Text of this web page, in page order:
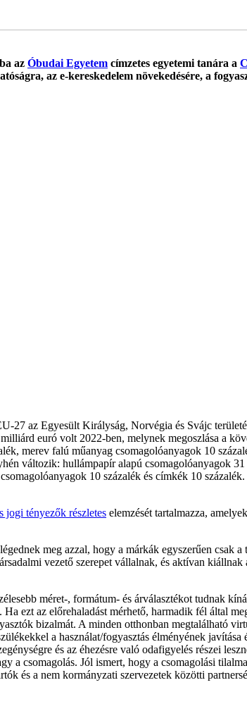
az Óbudai Egyetem címzetes egyetemi tanára a
az e-kereskedelem növekedésére, a
27 az Egyesült Királyság, Norvégia és Svájc
euró volt 2022-ben, melynek megoszlása a
merev falú műanyag csomagolóanyagok 10
változik: hullámpapír alapú csomagolóanyagok
10 százalék és címkék 10
jogi tényezők részletes elemzését tartalmazza,
meg azzal, hogy a márkák egyszerűen csak
vezető szerepet vállalnak, és aktívan
méret-, formátum- és árválasztékot tudnak
ezt az előrehaladást mérhető, harmadik fél által
bizalmát. A minden otthonban megtalálható
a használat/fogyasztás élményének javítása
és az éhezésre való odafigyelés részei
a csomagolás. Jól ismert, hogy a csomagolási
és a nem kormányzati szervezetek közötti